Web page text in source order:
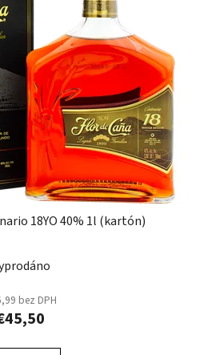
18YO 40% 1l (kartón)
bez DPH